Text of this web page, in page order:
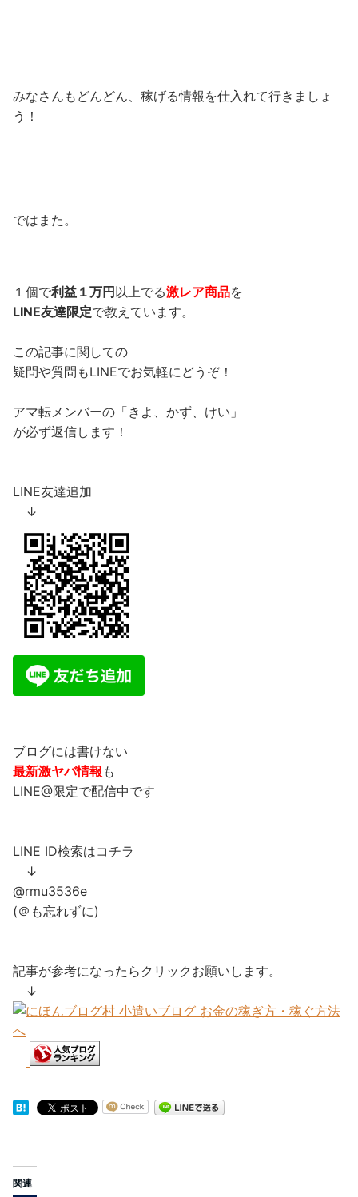
みなさんもどんどん、稼げる情報を仕入れて行きましょ
う！
ではまた。
１個で利益１万円 以上でる激レア商品を
LINE友達限定で教えています。
この記事に関しての
疑問や質問もLINEでお気軽にどうぞ！
アマ転メンバーの「きよ、かず、けい」
が必ず返信します！
LINE友達追加
↓
ブログには書けない
最新激ヤバ情報 も
LINE@限定で配信中です
LINE ID検索はコチラ
↓
@rmu3536e
(＠も忘れずに)
記事が参考になったらクリックお願いします。
↓
関連